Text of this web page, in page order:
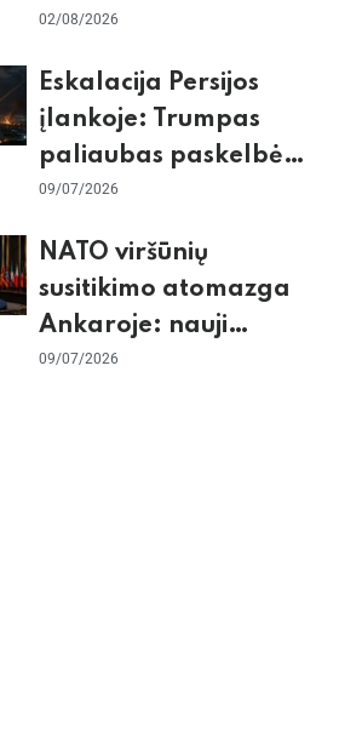
Kijevą, dronų smūgiai
žiemos krizės grėsmė
02/08/2026
Eskalacija Persijos
įlankoje: Trumpas
paliaubas paskelbė
baigtomis, JAV
taikinių Irane
09/07/2026
NATO viršūnių
susitikimo atomazga
Ankaroje: nauji
įsipareigojimai
09/07/2026